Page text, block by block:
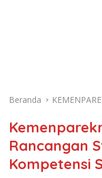
Beranda
Rancangan
Kompetensi